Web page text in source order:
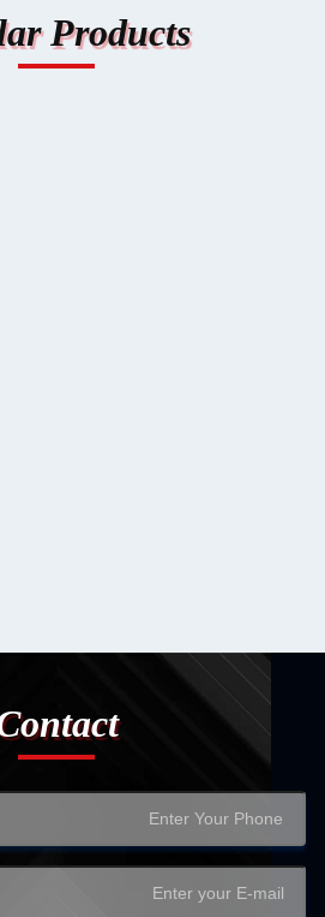
Products
Contact